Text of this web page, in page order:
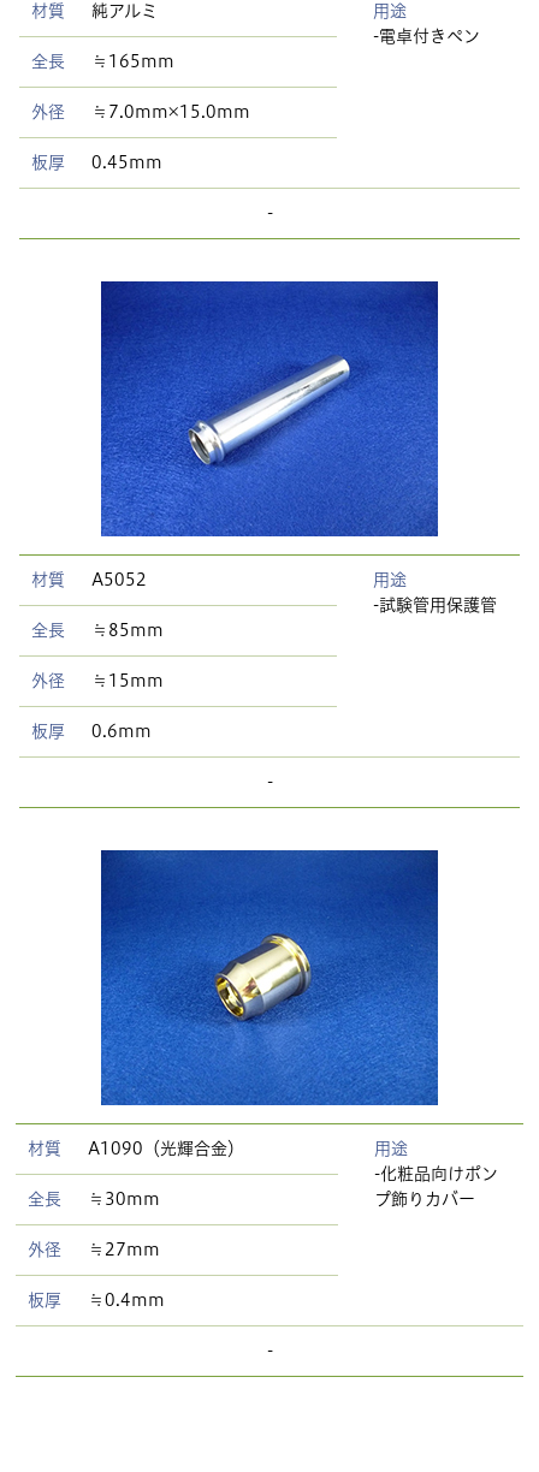
材質 純アルミ
全長 ≒165mm
外径 ≒7.0mm×15.0mm
板厚 0.45mm
用途
-電卓付きペン
-
材質 A5052
全長 ≒85mm
外径 ≒15mm
板厚 0.6mm
用途
-試験管用保護管
-
材質 A1090（光輝合金）
全長 ≒30mm
外径 ≒27mm
板厚 ≒0.4mm
用途
-化粧品向けポン
プ飾りカバー
-